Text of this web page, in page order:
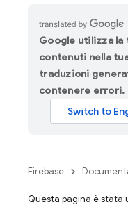
Google utilizza
contenuti nella
traduzioni
contenere errori.
Firebase
Questa pagina è stata